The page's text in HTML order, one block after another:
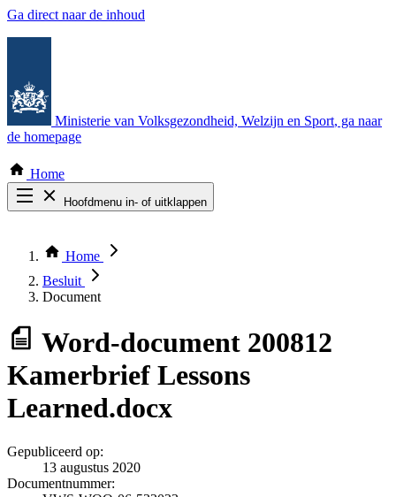
Ga direct naar de inhoud
Ministerie van Volksgezondheid, Welzijn en Sport, ga naar
de homepage
Home
Hoofdmenu in- of uitklappen
Thema COVID-19
Bekijk per bestuursorgaan
Home
Besluit
Document
Word-document 200812
Kamerbrief Lessons
Learned.docx
Gepubliceerd op:
13 augustus 2020
Documentnummer: